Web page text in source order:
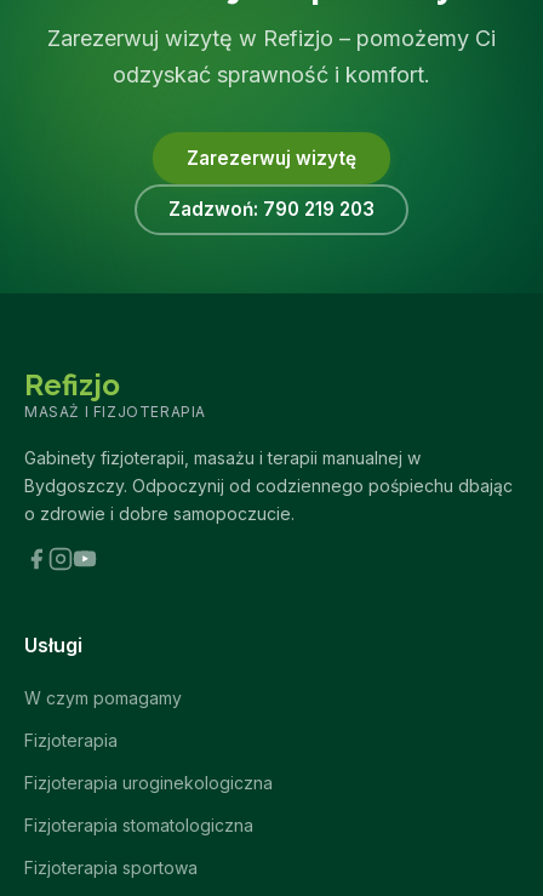
Zarezerwuj wizytę w Refizjo – pomożemy Ci
odzyskać sprawność i komfort.
Zarezerwuj wizytę
Zadzwoń: 790 219 203
Refizjo
MASAŻ I FIZJOTERAPIA
Gabinety fizjoterapii, masażu i terapii manualnej w
Bydgoszczy. Odpoczynij od codziennego pośpiechu dbając
o zdrowie i dobre samopoczucie.
Usługi
W czym pomagamy
Fizjoterapia
Fizjoterapia uroginekologiczna
Fizjoterapia stomatologiczna
Fizjoterapia sportowa